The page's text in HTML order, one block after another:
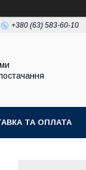
+380 (63) 583-60-10
ТА ОПЛАТА